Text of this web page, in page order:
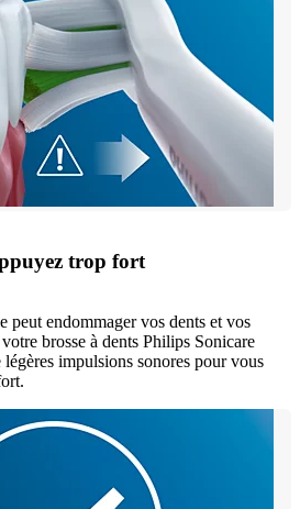
trop fort
peut endommager vos dents et vos
brosse à dents Philips Sonicare
impulsions sonores pour vous